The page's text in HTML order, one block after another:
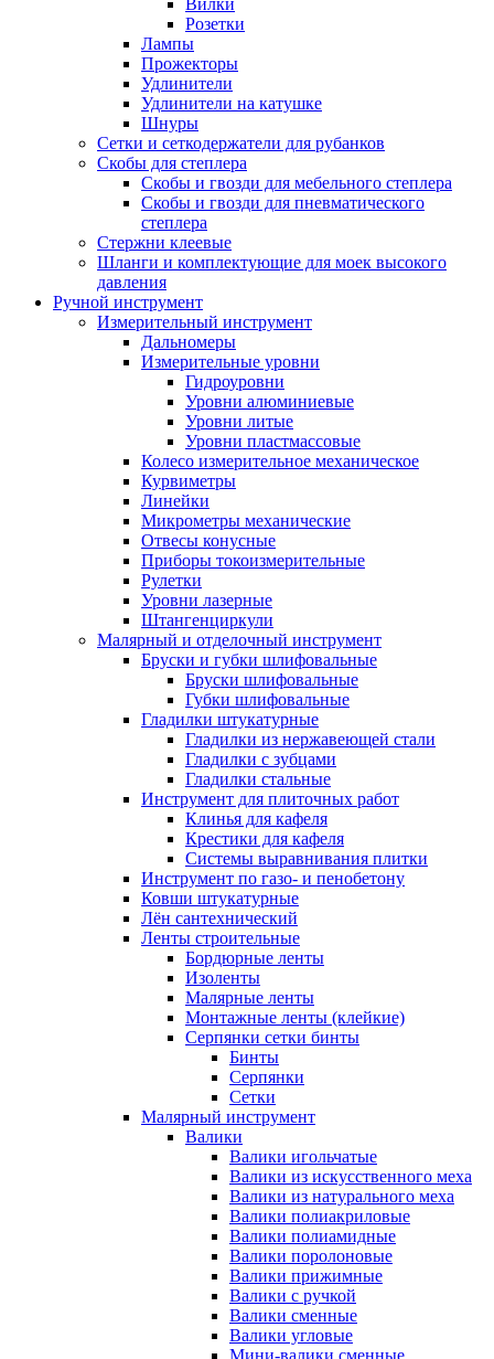
Вилки
Розетки
Лампы
Прожекторы
Удлинители
Удлинители на катушке
Шнуры
Сетки и сеткодержатели для рубанков
Скобы для степлера
Скобы и гвозди для мебельного степлера
Скобы и гвозди для пневматического
степлера
Стержни клеевые
Шланги и комплектующие для моек высокого
давления
Ручной инструмент
Измерительный инструмент
Дальномеры
Измерительные уровни
Гидроуровни
Уровни алюминиевые
Уровни литые
Уровни пластмассовые
Колесо измерительное механическое
Курвиметры
Линейки
Микрометры механические
Отвесы конусные
Приборы токоизмерительные
Рулетки
Уровни лазерные
Штангенциркули
Малярный и отделочный инструмент
Бруски и губки шлифовальные
Бруски шлифовальные
Губки шлифовальные
Гладилки штукатурные
Гладилки из нержавеющей стали
Гладилки с зубцами
Гладилки стальные
Инструмент для плиточных работ
Клинья для кафеля
Крестики для кафеля
Системы выравнивания плитки
Инструмент по газо- и пенобетону
Ковши штукатурные
Лён сантехнический
Ленты строительные
Бордюрные ленты
Изоленты
Малярные ленты
Монтажные ленты (клейкие)
Серпянки сетки бинты
Бинты
Серпянки
Сетки
Малярный инструмент
Валики
Валики игольчатые
Валики из искусственного меха
Валики из натурального меха
Валики полиакриловые
Валики полиамидные
Валики поролоновые
Валики прижимные
Валики с ручкой
Валики сменные
Валики угловые
Мини-валики сменные